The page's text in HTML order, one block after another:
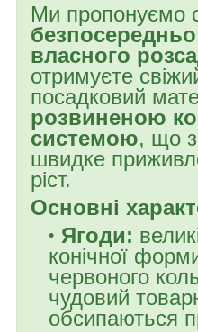
Ми пропонуємо
власного
отримуєте
посадковий
розвиненою
системою, що
швидке
ріст.
Основні
Ягоди:
конічної
червоного
чудовий
обсипаються